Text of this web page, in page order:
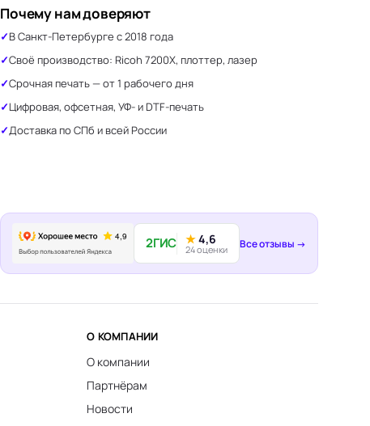
Почему нам доверяют
В Санкт-Петербурге с 2018 года
Своё производство: Ricoh 7200X, плоттер, лазер
Срочная печать — от 1 рабочего дня
Цифровая, офсетная, УФ- и DTF-печать
Доставка по СПб и всей России
2ГИС ★4,6
24 оценки Все отзывы →
О КОМПАНИИ
О компании
Партнёрам
Новости